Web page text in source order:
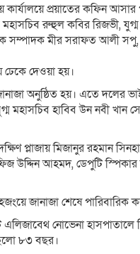
প্রয়াতের কফিন
মহাসচিব রুহুল কবির রিজভী,
সম্পাদক মীর সরাফত আলী
দেওয়া হয়।
অনুষ্ঠিত হয়। এতে দলের
মহাসচিব হাবিব উন নবী খান
প্লাজায় মিজানুর রহমান
উদ্দিন আহমদ, ডেপুটি
জানাজা শেষে পারিবারিক
নোভেনা হাসপাতালে
৮৩ বছর।